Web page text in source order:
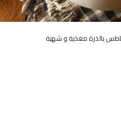
بالذرة مغذية و شهية